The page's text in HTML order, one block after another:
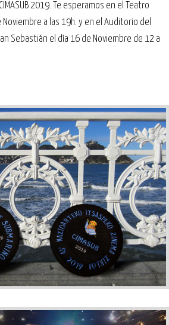
2019. Te esperamos en el Teatro
a las 19h. y en el Auditorio del
Sebastián el día 16 de Noviembre de 12 a